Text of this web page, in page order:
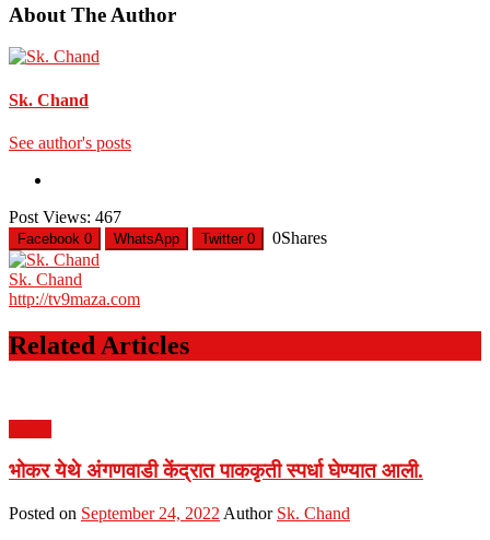
About The Author
Sk. Chand
See author's posts
Post Views: 467
Facebook 0 WhatsApp Twitter 0 0Shares
Sk. Chand
http://tv9maza.com
Related Articles
भोकर येथे अंगणवाडी केंद्रात पाककृती स्पर्धा घेण्यात आली.
Posted on September 24, 2022 Author Sk. Chand